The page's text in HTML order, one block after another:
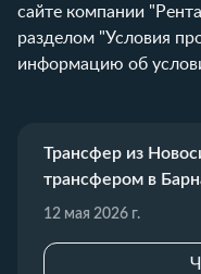
сайте компании
разделом "Условия
информацию об
Трансфер из
трансфером в
12 мая 2026 г.